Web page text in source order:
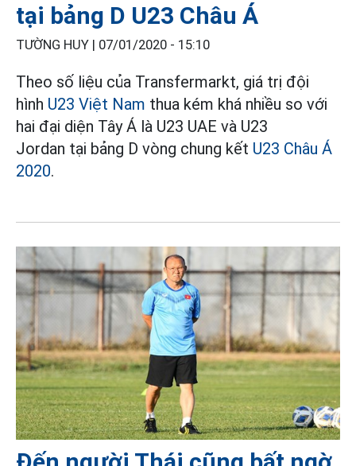
tại bảng D U23 Châu Á
TƯỜNG HUY | 07/01/2020 - 15:10
Theo số liệu của Transfermarkt, giá trị đội
hình U23 Việt Nam thua kém khá nhiều so với
hai đại diện Tây Á là U23 UAE và U23
Jordan tại bảng D vòng chung kết U23 Châu Á
2020.